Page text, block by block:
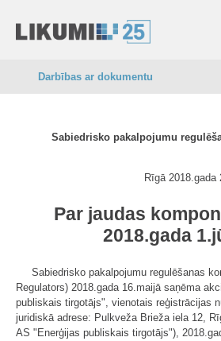
Darbības ar dokumentu
Sabiedrisko pakalpojumu
Rīgā 2018.gada
Par jaudas
2018.gada
Sabiedrisko pakalpojumu regulēšanas
Regulators) 2018.gada 16.maijā saņēma
publiskais tirgotājs", vienotais reģistrācijas
juridiskā adrese: Pulkveža Brieža iela 12,
AS "Enerģijas publiskais tirgotājs"),